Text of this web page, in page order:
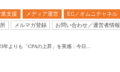
支援 メディア運営 EC／オムニチャネル
メルマガ登録 お問い合わせ／運営者情報
よりも「CPAの上昇」を実感：今日...